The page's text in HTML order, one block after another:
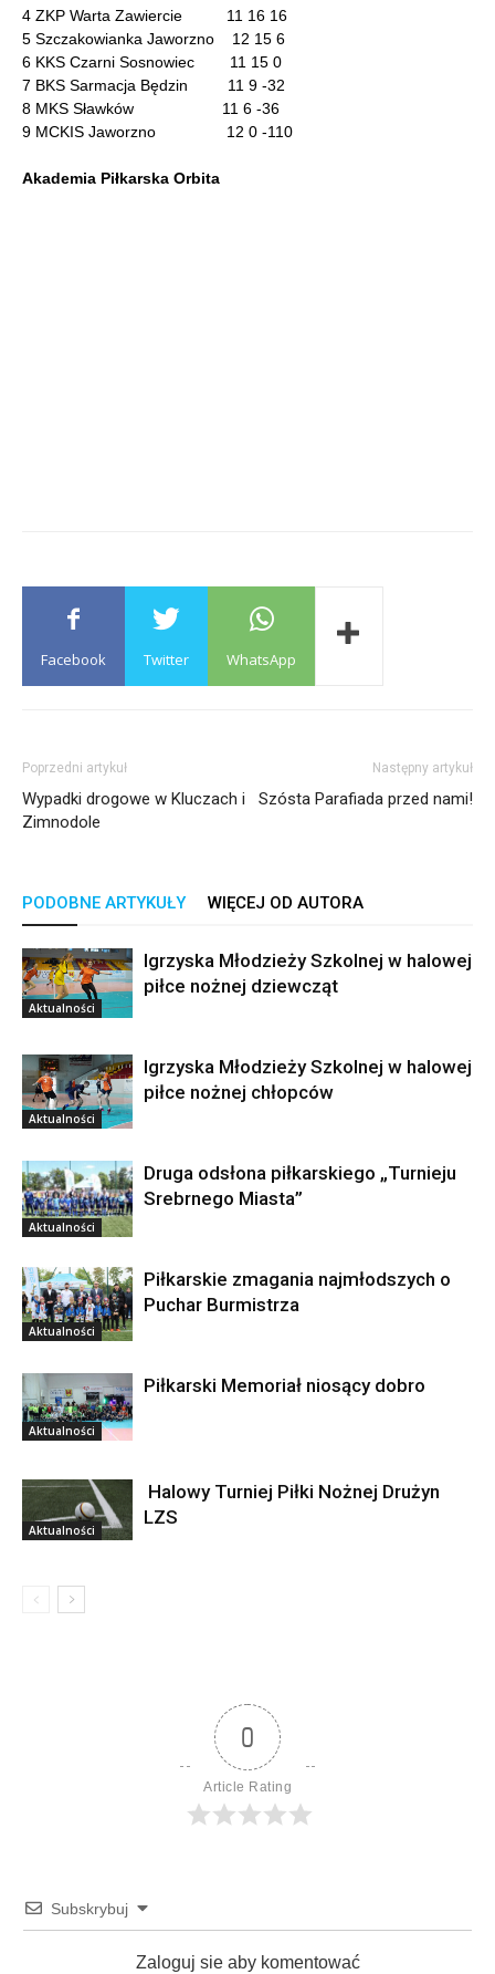
4 ZKP Warta Zawiercie 11 16 16
5 Szczakowianka Jaworzno 12 15 6
6 KKS Czarni Sosnowiec 11 15 0
7 BKS Sarmacja Będzin 11 9 -32
8 MKS Sławków 11 6 -36
9 MCKIS Jaworzno 12 0 -110
Akademia Piłkarska Orbita
Facebook Twitter WhatsApp
Poprzedni artykuł
Wypadki drogowe w Kluczach i
Zimnodole
Następny artykuł
Szósta Parafiada przed nami!
PODOBNE ARTYKUŁY WIĘCEJ OD AUTORA
Aktualności
Igrzyska Młodzieży Szkolnej w halowej
piłce nożnej dziewcząt
Aktualności
Igrzyska Młodzieży Szkolnej w halowej
piłce nożnej chłopców
Aktualności
Druga odsłona piłkarskiego „Turnieju
Srebrnego Miasta”
Aktualności
Piłkarskie zmagania najmłodszych o
Puchar Burmistrza
Aktualności
Piłkarski Memoriał niosący dobro
Aktualności
Halowy Turniej Piłki Nożnej Drużyn
LZS
0
Article Rating
Subskrybuj
Zaloguj sie aby komentować